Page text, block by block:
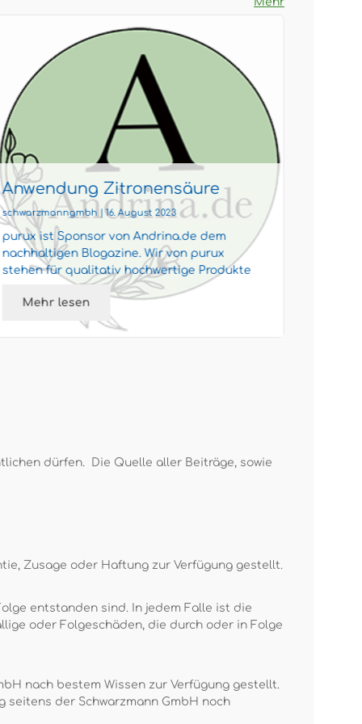
Anwendung Zitronensäure
schwarzmanngmbh | 16. August 2023
purux ist Sponsor von Andrina.de dem
nachhaltigen Blogazine. Wir von purux
stehen für qualitativ hochwertige Produkte
zu günstigen Preisen. Bei uns fi...
Mehr lesen
dürfen. Die Quelle aller Beiträge, sowie
Zusage oder Haftung zur Verfügung gestellt.
entstanden sind. In jedem Falle ist die
oder Folgeschäden, die durch oder in Folge
nach bestem Wissen zur Verfügung gestellt.
der Schwarzmann GmbH noch